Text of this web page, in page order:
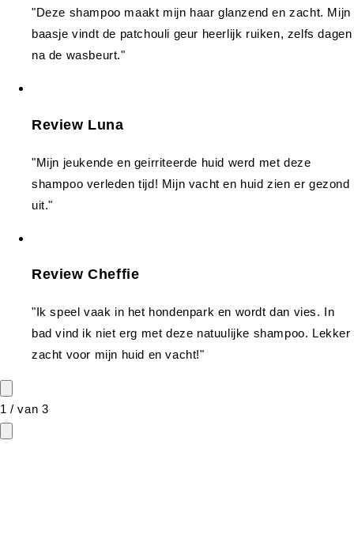
"Deze shampoo maakt mijn haar glanzend en zacht. Mijn
baasje vindt de patchouli geur heerlijk ruiken, zelfs dagen
na de wasbeurt."
Review Luna
"Mijn jeukende en geirriteerde huid werd met deze
shampoo verleden tijd! Mijn vacht en huid zien er gezond
uit."
Review Cheffie
"Ik speel vaak in het hondenpark en wordt dan vies. In
bad vind ik niet erg met deze natuulijke shampoo. Lekker
zacht voor mijn huid en vacht!"
1 /van 3